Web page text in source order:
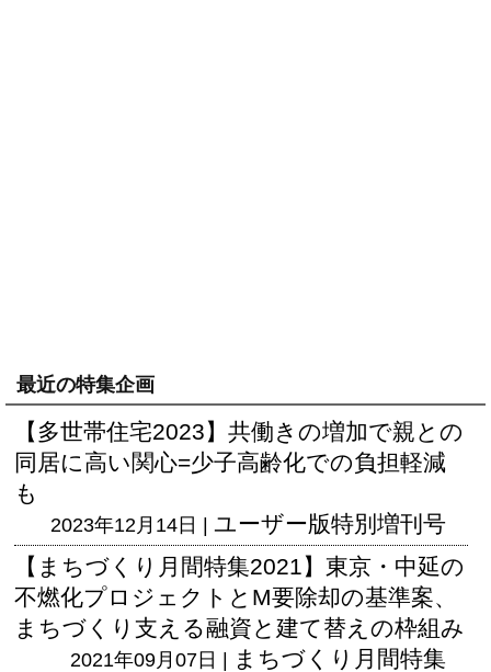
最近の特集企画
【多世帯住宅2023】共働きの増加で親との
同居に高い関心=少子高齢化での負担軽減
も
2023年12月14日 | ユーザー版特別増刊号
【まちづくり月間特集2021】東京・中延の
不燃化プロジェクトとM要除却の基準案、
まちづくり支える融資と建て替えの枠組み
2021年09月07日 | まちづくり月間特集